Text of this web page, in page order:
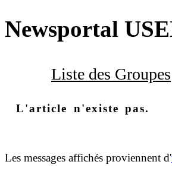
Newsportal
Liste des Groupes
L'article n'existe pas.
Les messages affichés proviennent d'